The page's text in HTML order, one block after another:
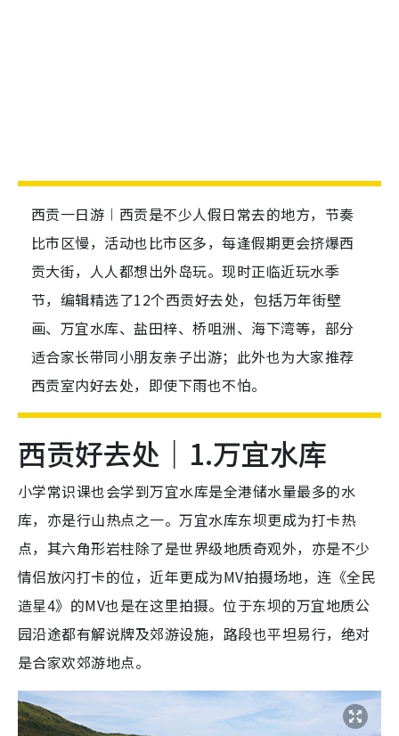
西贡一日游︱西贡是不少人假日常去的地方，节奏
比市区慢，活动也比市区多，每逢假期更会挤爆西
贡大街，人人都想出外岛玩。现时正临近玩水季
节，编辑精选了12个西贡好去处，包括万年街壁
画、万宜水库、盐田梓、桥咀洲、海下湾等，部分
适合家长带同小朋友亲子出游；此外也为大家推荐
西贡室内好去处，即使下雨也不怕。
西贡好去处｜1.万宜水库
小学常识课也会学到万宜水库是全港储水量最多的水
库，亦是行山热点之一。万宜水库东坝更成为打卡热
点，其六角形岩柱除了是世界级地质奇观外，亦是不少
情侣放闪打卡的位，近年更成为MV拍摄场地，连《全民
造星4》的MV也是在这里拍摄。位于东坝的万宜地质公
园沿途都有解说牌及郊游设施，路段也平坦易行，绝对
是合家欢郊游地点。